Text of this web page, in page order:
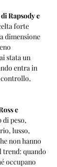
Rapsody e
forte
dimensione
stata un
entra in
e
di peso,
lusso,
non hanno
quando
occupano